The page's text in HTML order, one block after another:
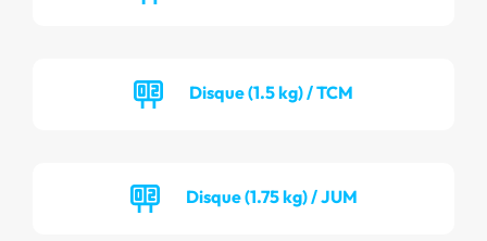
Disque (1.5 kg) / TCM
Disque (1.75 kg) / JUM